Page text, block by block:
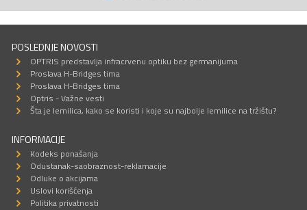
POSLEDNJE NOVOSTI
OPTRIS predstavlja infracrvenu optiku bez germanijuma
Proslava H-Bridges tima
Proslava H-Bridges tima
Optris - Važne vesti
Šta je lemilica, kako se koristi i koje su najbolje lemilice na tržištu?
INFORMACIJE
Kodeks ponašanja
Odustanak-saobraznost-reklamacije
Odluke o akcijama
Uslovi korišćenja
Politika privatnosti